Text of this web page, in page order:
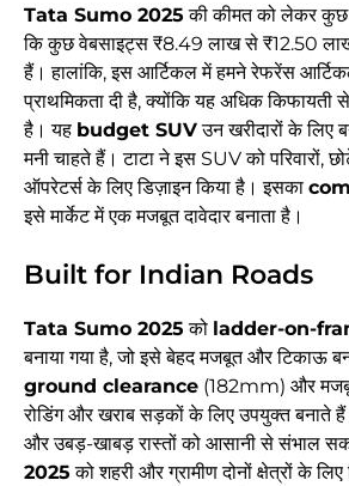
Tata Sumo 2025 की कीमत को लेकर कुछ
कि कुछ वेबसाइट्स ₹8.49 लाख से ₹12.50 लाख
हैं। हालांकि, इस आर्टिकल में हमने रेफरेंस
प्राथमिकता दी है, क्योंकि यह अधिक किफायती
है। यह budget SUVउन खरीदारों के लिए
मनी चाहते हैं। टाटा ने इस SUV को परिवारों,
ऑपरेटर्स के लिए डिज़ाइन किया है। इसका
इसे मार्केट में एक मजबूत दावेदार बनाता है।
Built for Indian Roads
Tata Sumo 2025 को ladder-on-
बनाया गया है, जो इसे बेहद मजबूत और टिकाऊ
ground clearance (182mm) और
रोडिंग और खराब सड़कों के लिए उपयुक्त बनाते
और उबड़-खाबड़ रास्तों को आसानी से संभाल
2025 को शहरी और ग्रामीण दोनों क्षेत्रों के